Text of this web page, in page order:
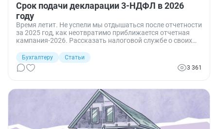
Срок подачи декларации 3-НДФЛ в 2026
году
Время летит. Не успели мы отдышаться после отчетности
за 2025 год, как неотвратимо приближается отчетная
кампания-2026. Рассказать налоговой службе о своих
случаев и физические лица.
Бухгалтеру
Статьи
3 361